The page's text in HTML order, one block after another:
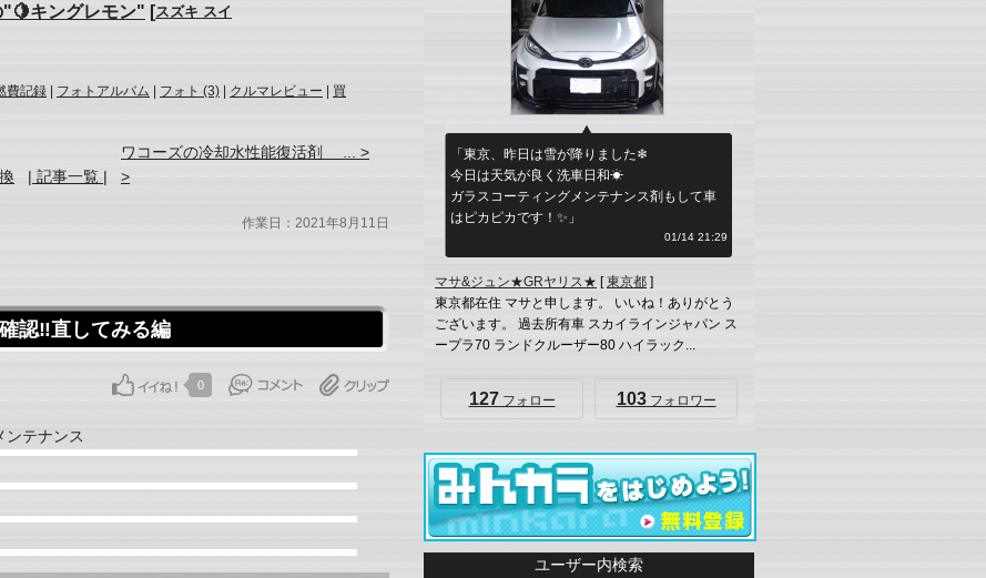
キングレモン" [スズキ スイ
費記録 フォトアルバム フォト (3) クルマレビュー
買
| 記事一覧 |
ワコーズの冷却水性能復活剤 ... >
>
作業日：2021年8月11日
認‼️直してみる編
0
ンテナンス
「東京、昨日は雪が降りました❄
今日は天気が良く洗車日和☀︎
ガラスコーティングメンテナンス剤もして車
はピカピカです！✨」
01/14 21:29
マサ&ジュン★GRヤリス★ [東京都 ]
東京都在住 マサと申します。 いいね！ありがとう
ございます。 過去所有車 スカイラインジャパン ス
ープラ70 ランドクルーザー80 ハイラック...
127 フォロー 103フォロワー
ユーザー内検索